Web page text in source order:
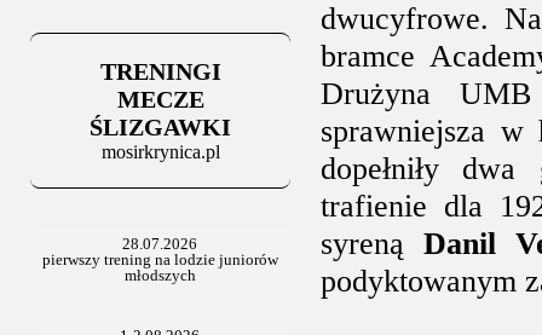
Za trzy tygodnie na lód
06.07.2025
Stowarzyszenie po Walnym
TRENINGI
MECZE
ŚLIZGAWKI
mosirkrynica.pl
dwucyfrowe.
bramce
Drużyna
sprawniejsza w
dopełniły
trafienie dla
syreną Danil
podyktowanym